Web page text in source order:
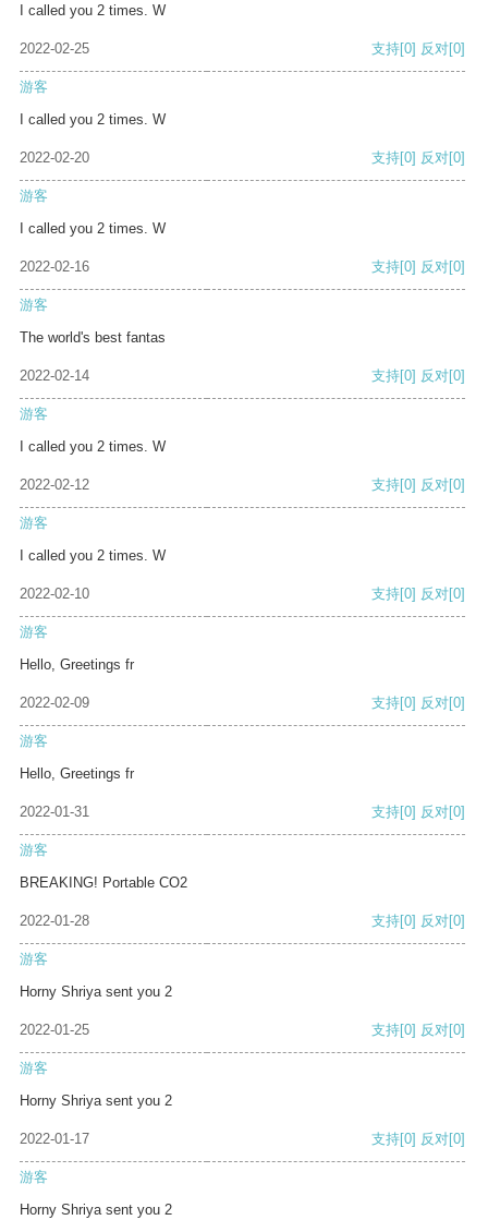
I called you 2 times. W
2022-02-25 支持[0] 反对[0]
游客
I called you 2 times. W
2022-02-20 支持[0] 反对[0]
游客
I called you 2 times. W
2022-02-16 支持[0] 反对[0]
游客
The world's best fantas
2022-02-14 支持[0] 反对[0]
游客
I called you 2 times. W
2022-02-12 支持[0] 反对[0]
游客
I called you 2 times. W
2022-02-10 支持[0] 反对[0]
游客
Hello, Greetings fr
2022-02-09 支持[0] 反对[0]
游客
Hello, Greetings fr
2022-01-31 支持[0] 反对[0]
游客
BREAKING! Portable CO2
2022-01-28 支持[0] 反对[0]
游客
Horny Shriya sent you 2
2022-01-25 支持[0] 反对[0]
游客
Horny Shriya sent you 2
2022-01-17 支持[0] 反对[0]
游客
Horny Shriya sent you 2